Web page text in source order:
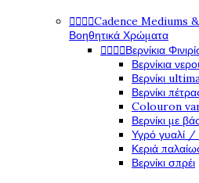
Cadence Mediums
Βοηθητικά Χρώματα
Βερνίκια
Βερνίκια
Βερνίκι
Βερνίκι
Colouron
Βερνίκι με
Υγρό γυαλί
Κεριά
Βερνίκι σπρέι